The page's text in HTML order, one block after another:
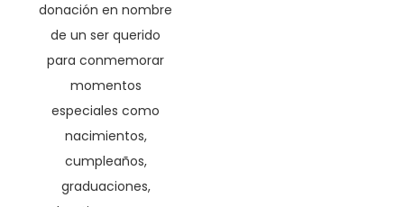
donación en nombre
de un ser querido
para conmemorar
momentos
especiales como
nacimientos,
cumpleaños,
graduaciones,